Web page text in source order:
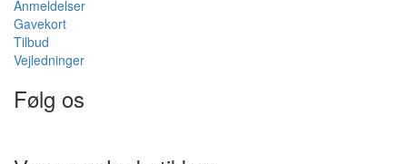
Anmeldelser
Gavekort
Tilbud
Vejledninger
Følg os